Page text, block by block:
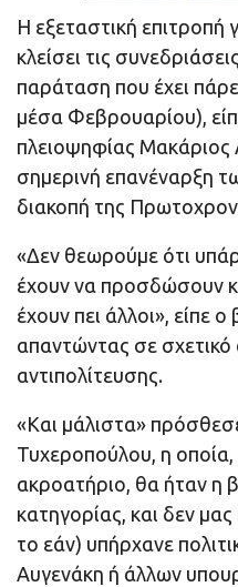
Η εξεταστική
κλείσει τις
παράταση που έχει
μέσα Φεβρουαρίου),
πλειοψηφίας Μακάριος
σημερινή επανέναρξη
διακοπή της
«Δεν θεωρούμε ότι
έχουν να προσδώσουν
έχουν πει άλλοι», είπε
απαντώντας σε
αντιπολίτευσης.
«Και μάλιστα»
Τυχεροπούλου, η
ακροατήριο, θα ήταν η
κατηγορίας, και δεν
το εάν) υπήρχανε
Αυγενάκη ή άλλων